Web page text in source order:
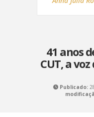
41 anos
CUT, a
Publicado: